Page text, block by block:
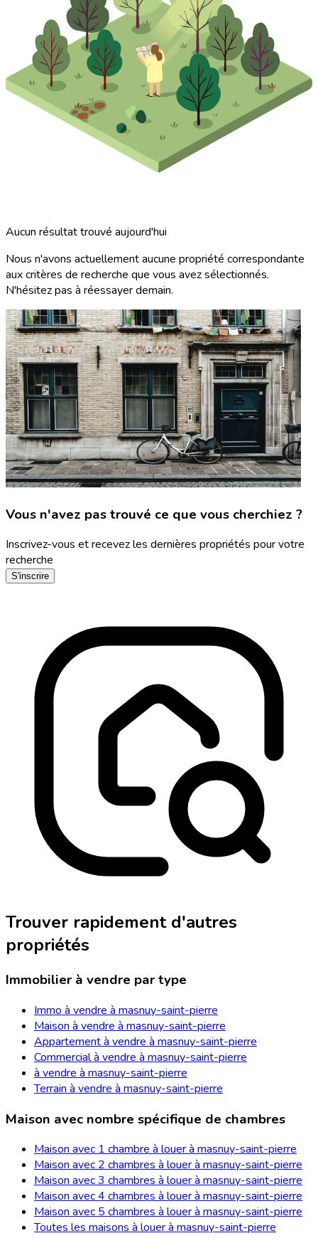
Aucun résultat trouvé aujourd'hui
Nous n'avons actuellement aucune propriété correspondante
aux critères de recherche que vous avez sélectionnés.
N'hésitez pas à réessayer demain.
Vous n'avez pas trouvé ce que vous cherchiez ?
Inscrivez-vous et recevez les dernières propriétés pour votre
recherche
S'inscrire
Trouver rapidement d'autres
propriétés
Immobilier à vendre par type
Immo à vendre à masnuy-saint-pierre
Maison à vendre à masnuy-saint-pierre
Appartement à vendre à masnuy-saint-pierre
Commercial à vendre à masnuy-saint-pierre
à vendre à masnuy-saint-pierre
Terrain à vendre à masnuy-saint-pierre
Maison avec nombre spécifique de chambres
Maison avec 1 chambre à louer à masnuy-saint-pierre
Maison avec 2 chambres à louer à masnuy-saint-pierre
Maison avec 3 chambres à louer à masnuy-saint-pierre
Maison avec 4 chambres à louer à masnuy-saint-pierre
Maison avec 5 chambres à louer à masnuy-saint-pierre
Toutes les maisons à louer à masnuy-saint-pierre